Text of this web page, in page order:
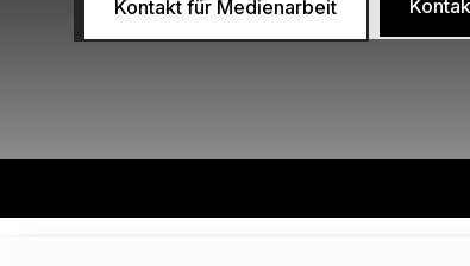
Kontakt für Medienarbeit